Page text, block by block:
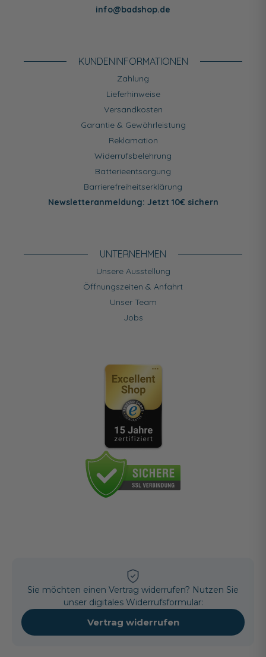
info@badshop.de
KUNDEN­INFORMATIONEN
Zahlung
Lieferhinweise
Versandkosten
Garantie & Gewährleistung
Reklamation
Widerrufsbelehrung
Batterieentsorgung
Barrierefreiheitserklärung
Newsletteranmeldung: Jetzt 10€ sichern
UNTERNEHMEN
Unsere Ausstellung
Öffnungszeiten & Anfahrt
Unser Team
Jobs
Sie möchten einen Vertrag widerrufen? Nutzen Sie
unser digitales Widerrufsformular:
Vertrag widerrufen